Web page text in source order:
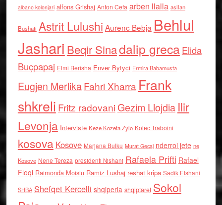
albano kolonjari alfons Grishaj Anton Cefa arben llalla asllan
Bushati Astrit Lulushi Aurenc Bebja Behlul
Jashari Beqir Sinadalip grecaElida
Buçpapaj Elmi Berisha Enver Bytyci Ermira Babamusta
Eugjen MerlikaFahri Xharra Frank
shkreli Fritz radovaniGezim Llojdia Ilir
Levonja Interviste Keze Kozeta Zylo Kolec Traboini
kosova Kosove Marjana Bulku Murat Gecaj nderroi jete ne
Kosove Nene Tereza presidenti Nishani Rafaela Prifti Rafael
Floqi Raimonda Moisiu Ramiz Lushaj reshat kripa Sadik Elshani
SHBA Shefqet Kercelli shqiperia shqiptaret Sokol